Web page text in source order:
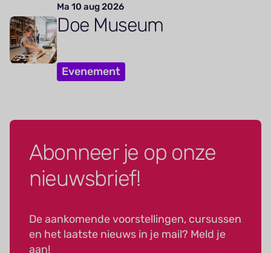
Ma 10 aug 2026
Doe Museum
Evenement
Abonneer je op onze
nieuwsbrief!
De aankomende voorstellingen, cursussen
en het laatste nieuws in je mail? Meld je
aan!